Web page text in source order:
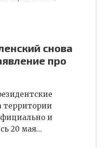
снова
про
территории
и
20 мая…